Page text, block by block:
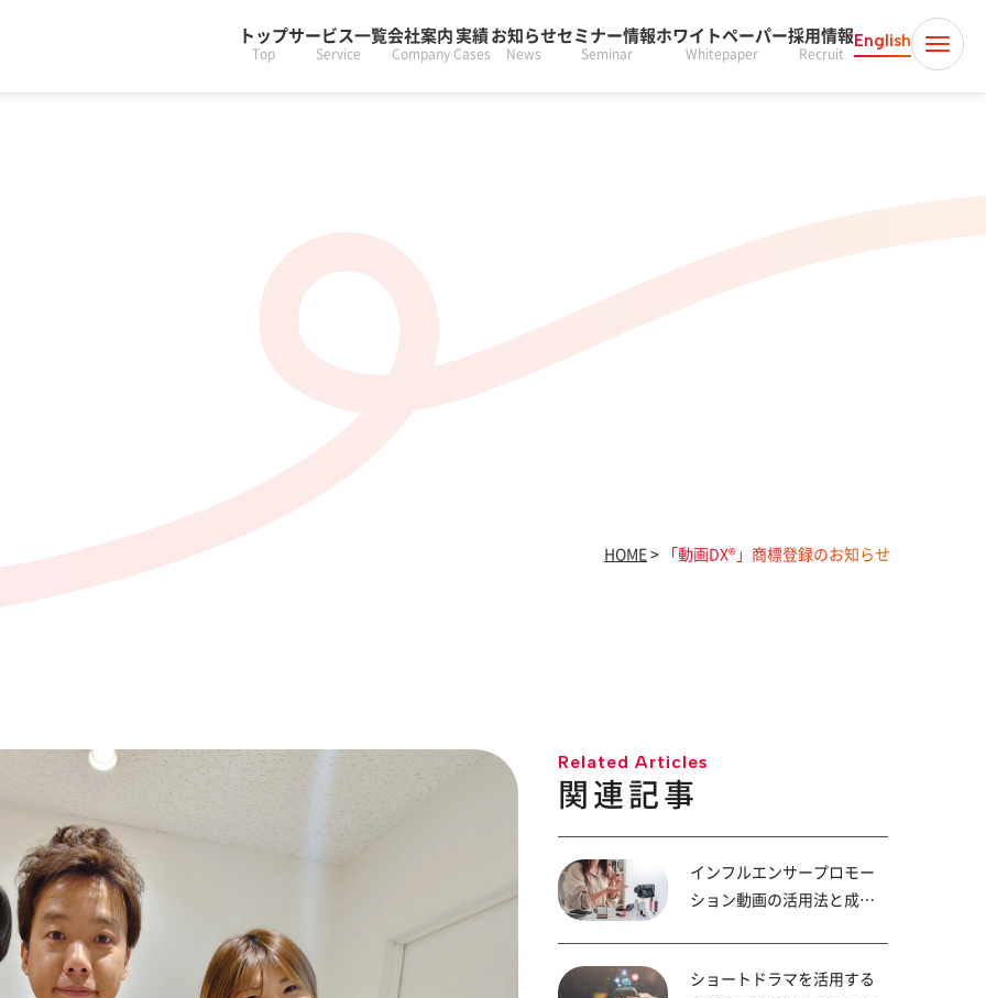
トップ
Top
サービス一覧
Service
会社案内
Company
実績
Cases
お知らせ
News
セミナー情報
Seminar
ホワイトペーパー
Whitepaper
採用情報
Recruit
English
HOME > 「動画DX®︎」商標登録のお知らせ
Related Articles
関連記事
インフルエンサープロモー
ション動画の活用法と成功
ショートドラマを活用する